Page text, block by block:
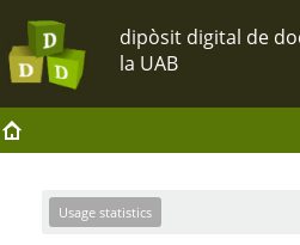
Usage statistics